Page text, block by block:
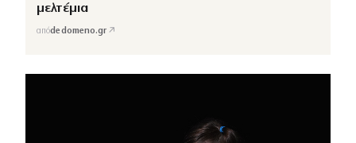
μελτέμια
απόdedomeno.gr ↗